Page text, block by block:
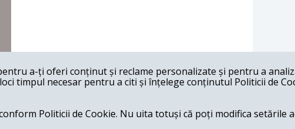
a-ți oferi conținut și reclame personalizate și pentru a
timpul necesar pentru a citi și înțelege conținutul Politicii de
Politicii de Cookie. Nu uita totuși că poți modifica setările